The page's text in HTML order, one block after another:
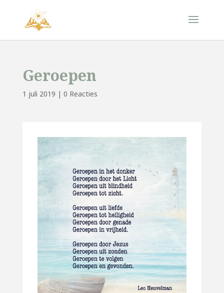
Geroepen
1 juli 2019 | 0 Reacties